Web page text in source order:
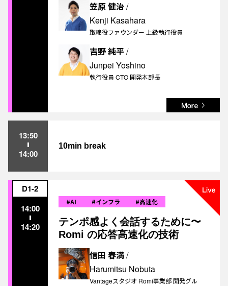
笠原 健治/
Kenji Kasahara
取締役ファウンダー 上級執行役員
吉野 純平/
Junpei Yoshino
執行役員 CTO 開発本部長
13:50
14:00
10min break
D1-2
14:00
14:20
#AI #インフラ #高速化
テンポ感よく会話するために〜
Romi の応答高速化の技術
信田 春満/
Harumitsu Nobuta
Vantageスタジオ Romi事業部 開発グル